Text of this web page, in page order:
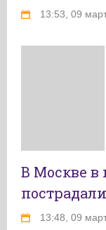
13:53, 09
В Москве
13:48, 09